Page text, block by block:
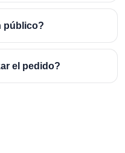
público?
el pedido?